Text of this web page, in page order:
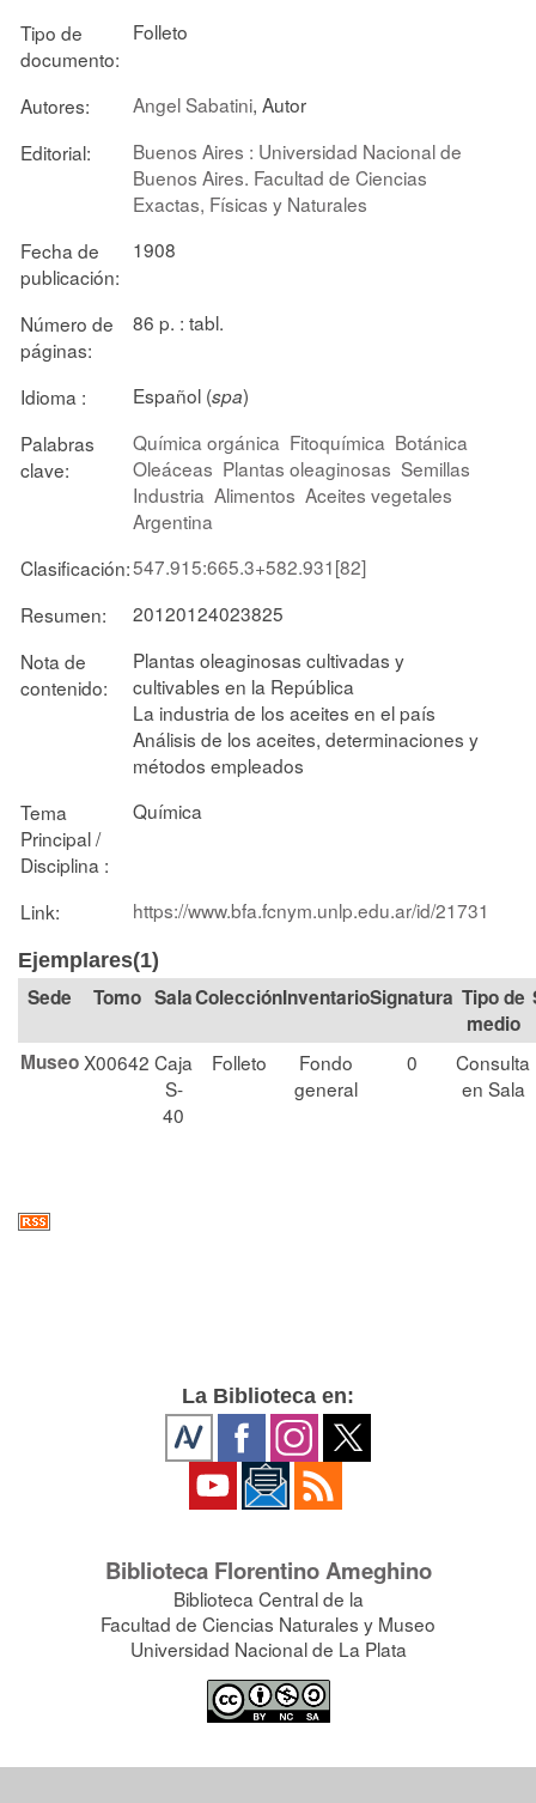
Tipo de
documento:
Folleto
Autores: Angel Sabatini, Autor
Editorial:
Buenos Aires : Universidad Nacional de
Buenos Aires. Facultad de Ciencias
Exactas, Físicas y Naturales
Fecha de
publicación:
1908
Número de
páginas:
86 p. : tabl.
Idioma : Español (spa)
Palabras
clave:
Química orgánica Fitoquímica Botánica
Oleáceas Plantas oleaginosas Semillas
Industria Alimentos Aceites vegetales
Argentina
Clasificación:547.915:665.3+582.931[82]
Resumen:
20120124023825
Nota de
contenido:
Plantas oleaginosas cultivadas y
cultivables en la República
La industria de los aceites en el país
Análisis de los aceites, determinaciones y
métodos empleados
Tema
Principal /
Disciplina :
Química
Link: https://www.bfa.fcnym.unlp.edu.ar/id/21731
Ejemplares(1)
Tomo SalaColección Signatura Tipo de
medio
MuseoX00642 Caja
S-
40
Folleto
Fondo
general
0
Consulta
en Sala
La Biblioteca en:
Biblioteca Florentino Ameghino
Biblioteca Central de la
Facultad de Ciencias Naturales y Museo
Universidad Nacional de La Plata